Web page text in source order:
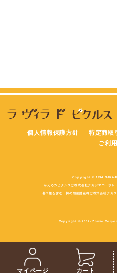
マイページ カート
個人情報保護方針 特定商取
ご利
Copyright © 1994
かえるのピクルスは株式会社ナカジマコーポレ
著作権を含む一切の知的財産権は株式会社ナカ
Copyright © 2002- Zowie